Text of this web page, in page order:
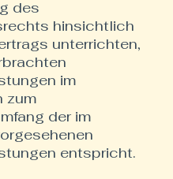
des
hinsichtlich
unterrichten,
im
zum
der im
entspricht.